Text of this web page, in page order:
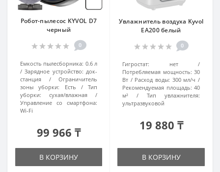
Робот-пылесос KYVOL D7
черный
0
Емкость пылесборника: 0.6 л
Зарядное устройство: док-
станция
Ограничитель
зоны уборки:
Есть
Тип
уборки:
сухая/влажная
Управление со смартфона:
Wi-Fi
99 966 ₸
В КОРЗИНУ
Увлажнитель воздуха Kyvol
EA200 белый
0
Гигростат:
нет
Потребляемая мощность: 30
Вт
Расход воды: 300 мл/ч
Рекомендуемая площадь: 40
м²
Тип увлажнителя:
ультразвуковой
19 880 ₸
В КОРЗИНУ